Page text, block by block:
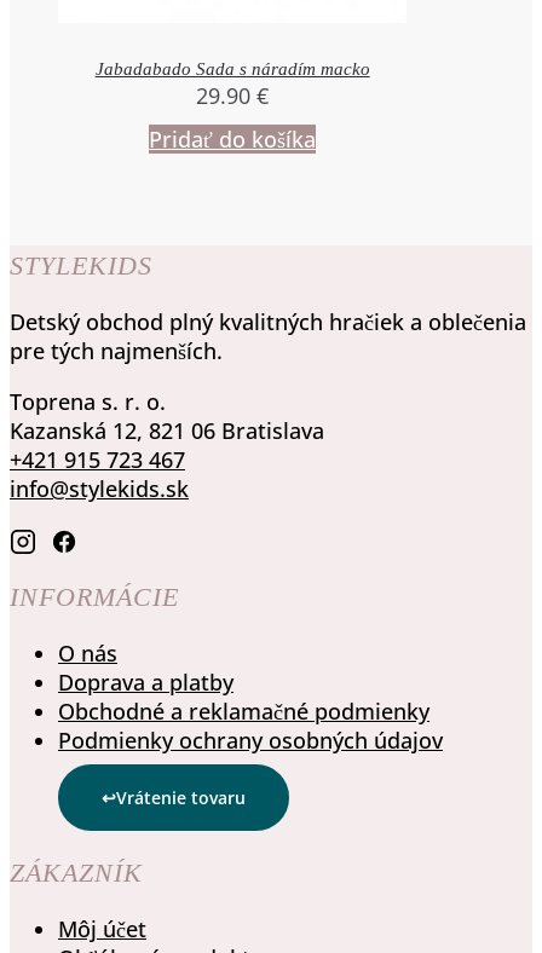
Jabadabado Sada s náradím macko
29.90€
Pridať do košíka
STYLEKIDS
Detský obchod plný kvalitných hračiek a oblečenia
pre tých najmenších.
Toprena s. r. o.
Kazanská 12, 821 06 Bratislava
+421 915 723 467
info@stylekids.sk
INFORMÁCIE
O nás
Doprava a platby
Obchodné a reklamačné podmienky
Podmienky ochrany osobných údajov
Vrátenie tovaru
ZÁKAZNÍK
Môj účet